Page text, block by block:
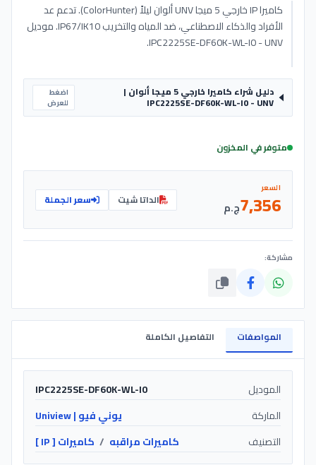
كاميرا IP خارجي 5 ميجا UNV ألوان ليلاً (ColorHunter). تدعم عد
الأفراد والذكاء الاصطناعي، ضد المياه والتخريب IP67/IK10. موديل
IPC2225SE-DF60K-WL-I0 - UNV.
دليل شراء كاميرا خارجي 5 ميجا ألوان |
IPC2225SE-DF60K-WL-I0 - UNV
اضغط
للعرض
متوفر في المخزون
السعر
7,356ج.م الداتا شيت سعر الجملة
مشاركة:
المواصفات التفاصيل الكاملة
الموديل
IPC2225SE-DF60K-WL-I0
الماركة
يوني فيو | Uniview
التصنيف
كاميرات مراقبه / كاميرات [ IP ]